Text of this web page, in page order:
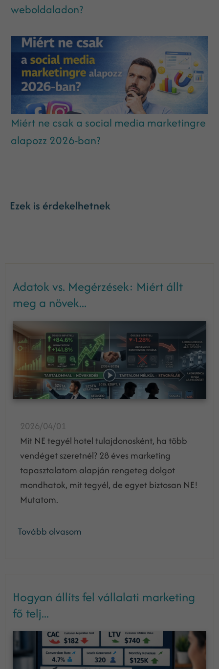
weboldaladon?
Miért ne csak a social media marketingre
alapozz 2026-ban?
Ezek is érdekelhetnek
Adatok vs. Megérzések: Miért állt
meg a növek...
2026/04/01
Mit NE tegyél hotel tulajdonosként, ha több
vendéget szeretnél? 28 éves marketing
tapasztalatom alapján rengeteg dolgot
mondhatok, mit tegyél, de egyet biztosan NE!
Mutatom.
Tovább olvasom
Hogyan állíts fel vállalati marketing
fő telj...